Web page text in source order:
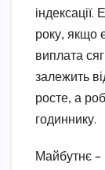
року, якщо
виплата
залежить
росте, а
годиннику.
Майбутнє